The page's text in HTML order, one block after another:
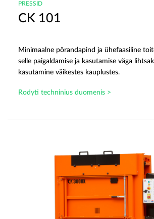
PRESSID
CK 101
Minimaalne põrandapind ja ühefaasiline
selle paigaldamise ja kasutamise väga
kasutamine väikestes kauplustes.
Rodyti techninius duomenis >